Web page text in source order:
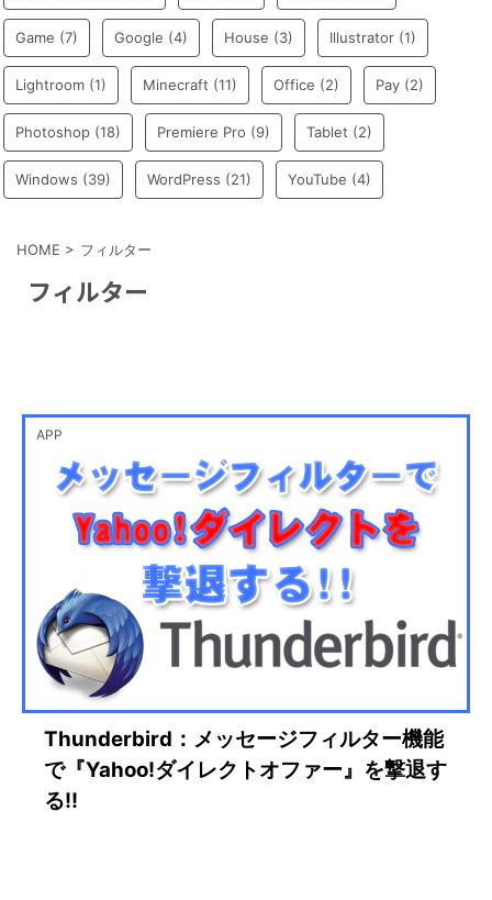
Game (7) Google (4) House (3) Illustrator (1)
Lightroom (1) Minecraft (11) Office (2) Pay (2)
Photoshop (18) Premiere Pro (9) Tablet (2)
Windows (39) WordPress (21) YouTube (4)
HOME > フィルター
フィルター
APP
Thunderbird：メッセージフィルター機能
で『Yahoo!ダイレクトオファー』を撃退す
る!!